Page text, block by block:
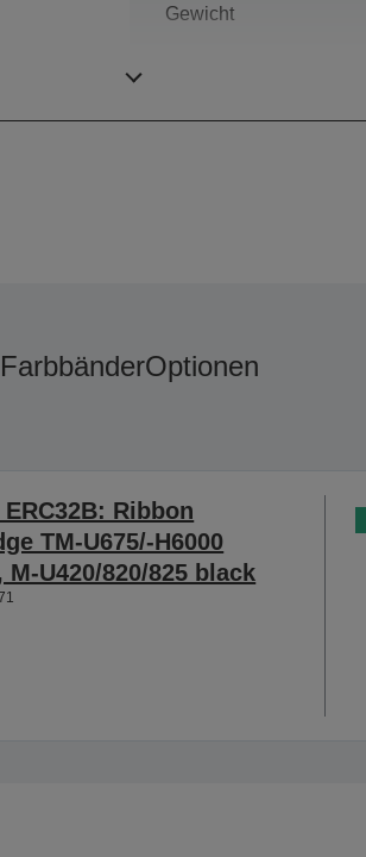
Gewicht
FarbbänderOptionen
Ribbon
TM-U675/-H6000
M-U420/820/825 black